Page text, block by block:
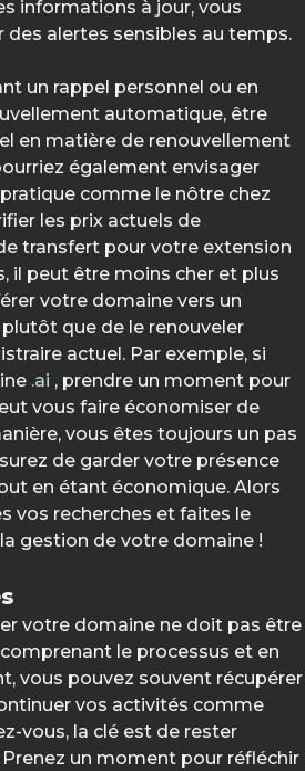
informations à jour, vous
des alertes sensibles au temps.
un rappel personnel ou en
automatique, être
en matière de renouvellement
également envisager
comme le nôtre chez
les prix actuels de
transfert pour votre extension
il peut être moins cher et plus
votre domaine vers un
que de le renouveler
actuel. Par exemple, si
.ai , prendre un moment pour
vous faire économiser de
vous êtes toujours un pas
de garder votre présence
en étant économique. Alors
vos recherches et faites le
gestion de votre domaine !
votre domaine ne doit pas être
le processus et en
vous pouvez souvent récupérer
vos activités comme
vous, la clé est de rester
un moment pour réfléchir